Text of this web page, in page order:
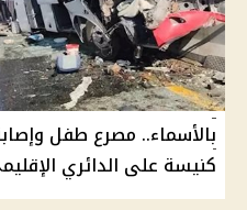
كنيسة على الدائري